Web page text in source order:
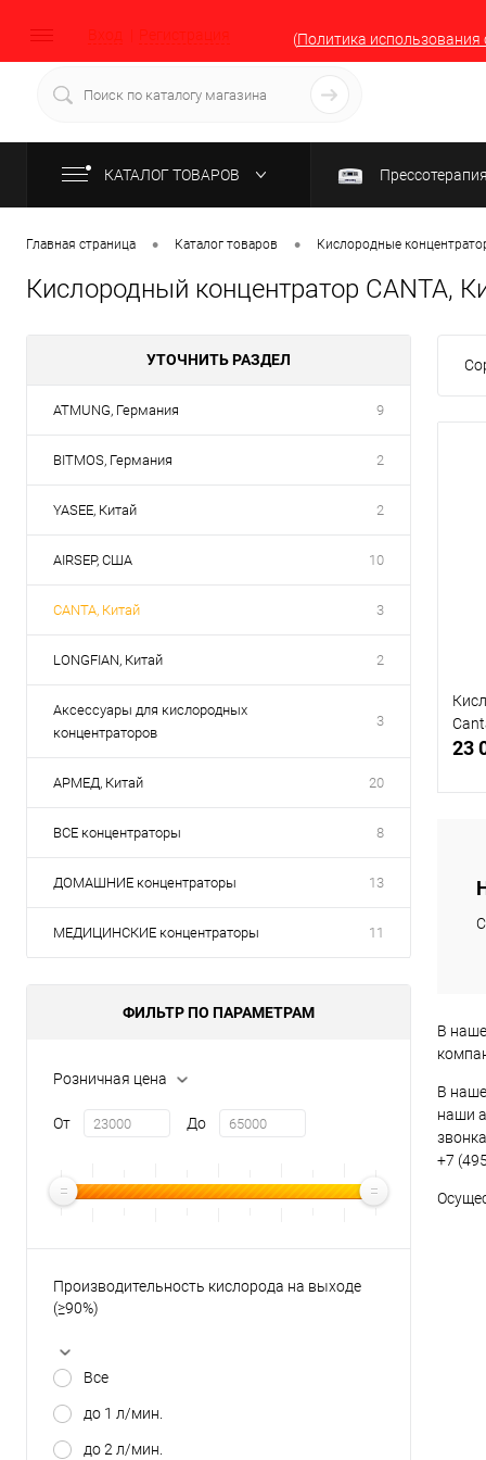
(Политика использования
Вход Регистрация
КАТАЛОГ ТОВАРОВ
Главная страница • Каталог товаров • Кислородные
Кислородный концентратор CANTA,
УТОЧНИТЬ РАЗДЕЛ
ATMUNG, Германия 9
BITMOS, Германия 2
YASEE, Китай 2
AIRSEP, США 10
CANTA, Китай 3
LONGFIAN, Китай 2
Аксессуары для кислородных
концентраторов
3
АРМЕД, Китай 20
ВСЕ концентраторы 8
ДОМАШНИЕ концентраторы 13
МЕДИЦИНСКИЕ концентраторы 11
ФИЛЬТР ПО ПАРАМЕТРАМ
Розничная цена
От До
Производительность кислорода на выходе
(≥90%)
Все
до 1 л/мин.
до 2 л/мин.
23
В
В
наши
+7